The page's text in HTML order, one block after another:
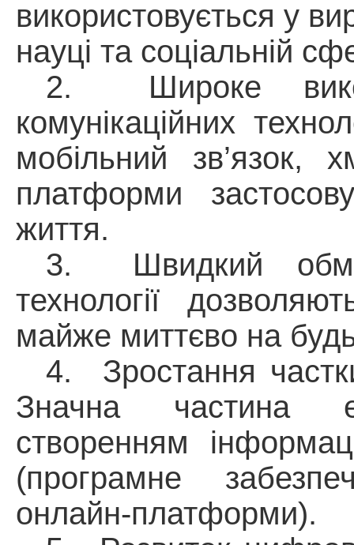
використовується у
науці та соціальній
2.
Широке
комунікаційних
мобільний зв’язок,
платформи
життя.
3.
Швидкий
технології
майже миттєво на
4.
Зростання
Значна частина
створенням
(програмне
онлайн-платформи).